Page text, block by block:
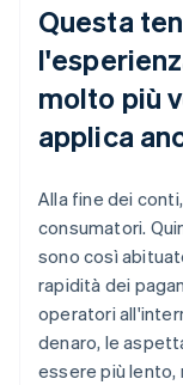
Questa
molto più
applica
Alla fine dei
consumatori.
sono così
rapidità dei
operatori
denaro, le
essere più lento,